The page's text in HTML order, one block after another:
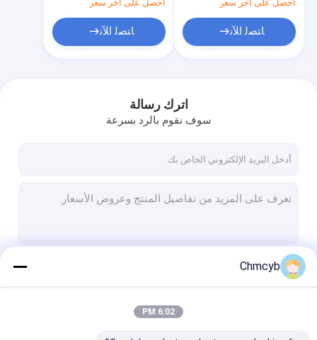
أحصل على آخر سعر
ﺎﺘﺼﻟ ﺍﻶﻧ
أحصل على آخر سعر
ﺎﺘﺼﻟ ﺍﻶﻧ
اترك رسالة
سوف نقوم بالرد بسرعة
Chmcyb
6:02 PM